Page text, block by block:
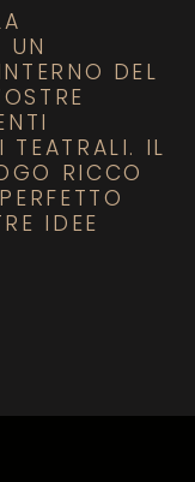
UN
DEL
TEATRALI. IL
RICCO
IDEE